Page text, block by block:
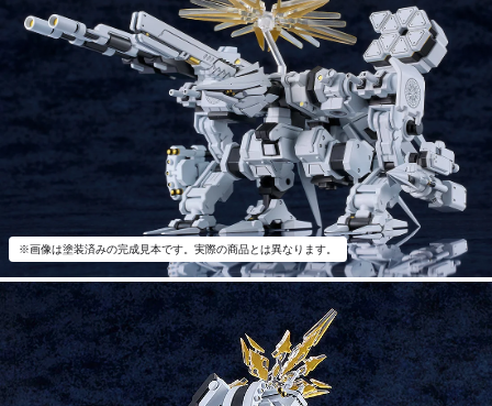
※画像は塗装済みの完成見本です。実際の商品とは異なります。